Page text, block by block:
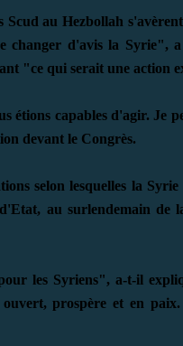
au Hezbollah
changer d'avis la Syrie",
"ce qui serait une action
étions capables d'agir. Je
devant le Congrès.
selon lesquelles la
au surlendemain de
les Syriens", a-t-il
prospère et en